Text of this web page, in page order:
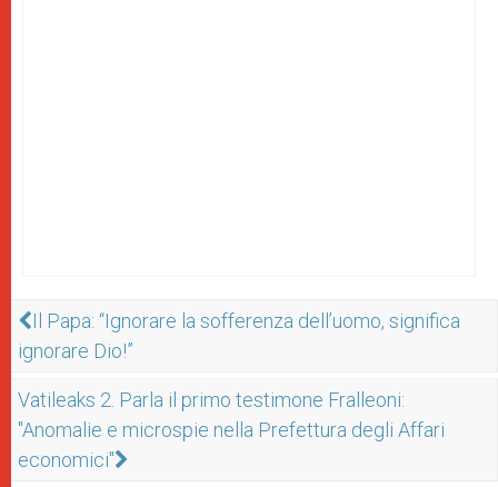
Il Papa: “Ignorare la sofferenza dell’uomo, significa
ignorare Dio!”
Vatileaks 2. Parla il primo testimone Fralleoni:
"Anomalie e microspie nella Prefettura degli Affari
economici"